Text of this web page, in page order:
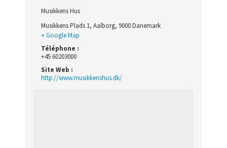
Musikkens Hus
Musikkens Plads 1, Aalborg, 9000Danemark
+ Google Map
Téléphone :
+45 60203000
Site Web :
http://www.musikkenshus.dk/